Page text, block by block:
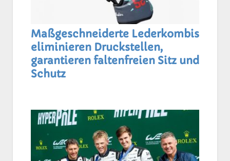
Maßgeschneiderte Lederkombis
eliminieren Druckstellen,
garantieren faltenfreien Sitz und
Schutz